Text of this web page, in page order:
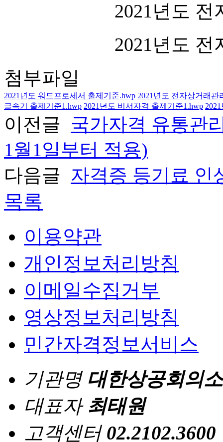
2021년도 전
2021년도
첨부파일
2021년도 워드프로세서 출제기준.hwp 2021년도 전자상거래관
글속기 출제기준1.hwp 2021년도 비서자격 출제기준1.hwp
이전글 국가자격 유통관
1월1일부터 적용)
다음글 자격증 등기료 인
목록
이용약관
개인정보처리방침
이메일수집거부
영상정보처리방침
민간자격정보서비스
기관명 대한상공회의소
대표자 최태원
고객센터 02.2102.3600